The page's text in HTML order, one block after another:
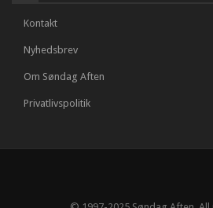
Kontakt
Nyhedsbrev
Om Søndag Aften
Privatlivspolitik